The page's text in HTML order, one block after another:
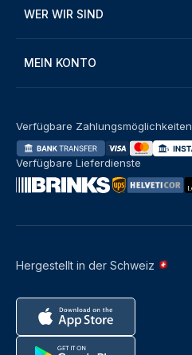
WER WIR SIND
MEIN KONTO
Hergestellt in der Schweiz
Verfügbare Zahlungsmöglichkeiten
Verfügbare Lieferdienste